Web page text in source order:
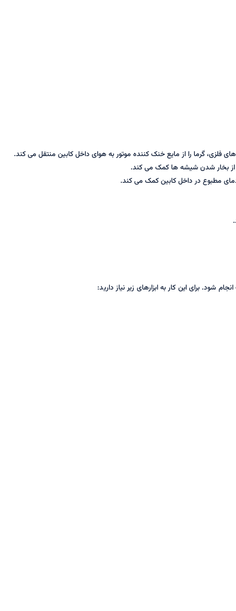
های فلزی، گرما را از مایع خنک کننده موتور به هوای داخل کابین منتقل می کند.
از بخار شدن شیشه ها کمک می کند.
دمای مطبوع در داخل کابین کمک می کند.